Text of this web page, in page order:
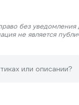
без
не является
или описании?